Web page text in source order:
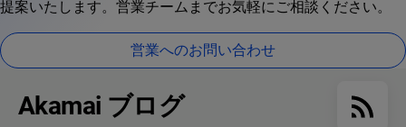
提案いたします。営業チームまでお気軽にご相談ください。
営業へのお問い合わせ
Akamai ブログ